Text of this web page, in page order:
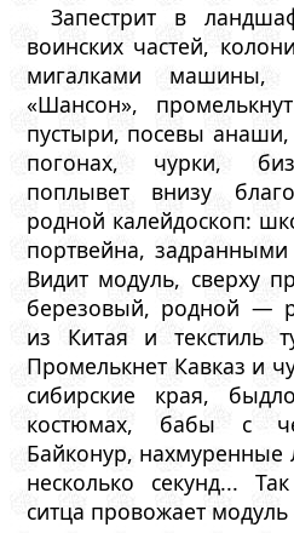
Запестрит в
воинских частей,
мигалками машины,
«Шансон»,
пустыри, посевы
погонах, чурки,
поплывет внизу
родной калейдоскоп:
портвейна, задранными
Видит модуль, сверху
березовый, родной —
из Китая и текстиль
Промелькнет Кавказ и
сибирские края,
костюмах, бабы с
Байконур, нахмуренные
несколько секунд...
ситца провожает модуль